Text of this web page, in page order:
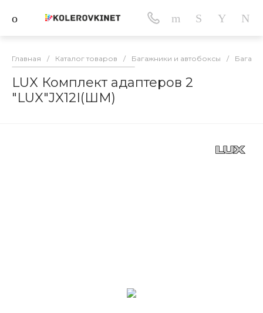
Главная / Каталог товаров / Багажники и автобоксы /
LUX Комплект адаптеров 2
"LUX"JX12I(ШМ)